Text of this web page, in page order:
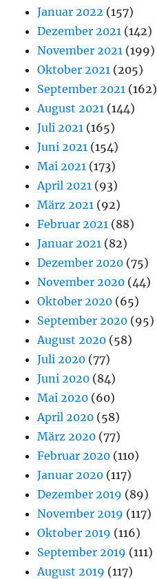
Januar 2022 (157)
Dezember 2021 (142)
November 2021 (199)
Oktober 2021 (205)
September 2021 (162)
August 2021 (144)
Juli 2021 (165)
Juni 2021 (154)
Mai 2021 (173)
April 2021 (93)
März 2021 (92)
Februar 2021 (88)
Januar 2021 (82)
Dezember 2020 (75)
November 2020 (44)
Oktober 2020 (65)
September 2020 (95)
August 2020 (58)
Juli 2020 (77)
Juni 2020 (84)
Mai 2020 (60)
April 2020 (58)
März 2020 (77)
Februar 2020 (110)
Januar 2020 (117)
Dezember 2019 (89)
November 2019 (117)
Oktober 2019 (116)
September 2019 (111)
August 2019 (117)